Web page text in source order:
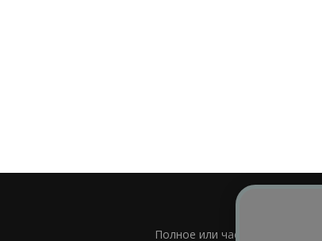
Полное или частичное